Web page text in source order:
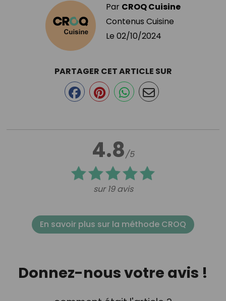
Par CROQ Cuisine
Contenus Cuisine
Le 02/10/2024
4.8/5
sur 19 avis
PARTAGER CET ARTICLE SUR
En savoir plus sur la méthode CROQ
Donnez-nous votre avis !